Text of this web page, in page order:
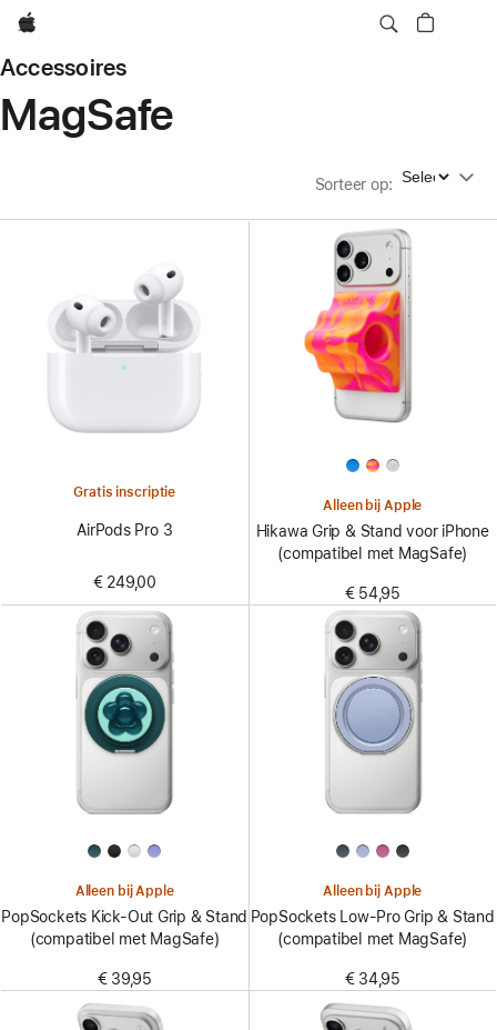
Apple
Accessoires
MagSafe
Sorteer op: Sorteer op
Gratis inscriptie
AirPods Pro 3
€ 249,00
Alleen bij Apple
Hikawa Grip & Stand voor iPhone
(compatibel met MagSafe)
€ 54,95
Alleen bij Apple
PopSockets Kick-Out Grip & Stand
(compatibel met MagSafe)
€ 39,95
Alleen bij Apple
PopSockets Low-Pro Grip & Stand
(compatibel met MagSafe)
€ 34,95